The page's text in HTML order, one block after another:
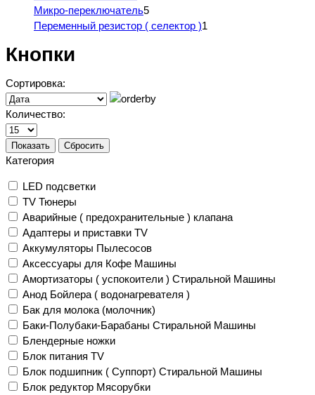
Микро-переключатель5
Переменный резистор ( селектор )1
Кнопки
Сортировка:
Количество:
Показать Сбросить
Категория
LED подсветки
TV Тюнеры
Аварийные ( предохранительные ) клапана
Адаптеры и приставки TV
Аккумуляторы Пылесосов
Аксессуары для Кофе Машины
Амортизаторы ( успокоители ) Стиральной Машины
Анод Бойлера ( водонагревателя )
Бак для молока (молочник)
Баки-Полубаки-Барабаны Стиральной Машины
Блендерные ножки
Блок питания TV
Блок подшипник ( Суппорт) Стиральной Машины
Блок редуктор Мясорубки